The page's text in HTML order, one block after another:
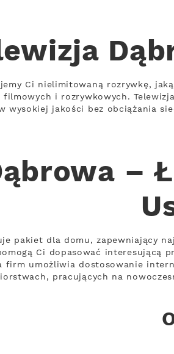
Ci nielimitowaną rozrywkę,
filmowych i rozrywkowych.
wysokiej jakości bez obciążania
–
pakiet dla domu, zapewniający
Ci dopasować interesującą
firm umożliwia dostosowanie
pracujących na